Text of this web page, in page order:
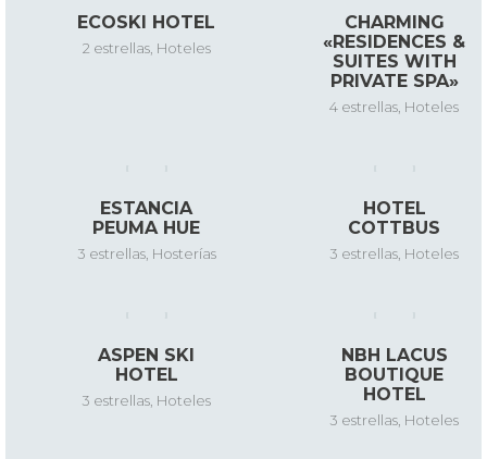
ECOSKI HOTEL
2 estrellas, Hoteles
CHARMING
«RESIDENCES &
SUITES WITH
PRIVATE SPA»
4 estrellas Hoteles
ESTANCIA
PEUMA HUE
3 estrellas, Hosterías
HOTEL
COTTBUS
3 estrellas Hoteles
ASPEN SKI
HOTEL
3 estrellas Hoteles
NBH LACUS
BOUTIQUE
HOTEL
3 estrellas Hoteles